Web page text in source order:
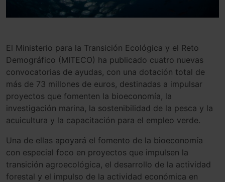
El Ministerio para la Transición Ecológica y el Reto
Demográfico (MITECO) ha publicado cuatro nuevas
convocatorias de ayudas, con una dotación total de
más de 73 millones de euros, destinadas a impulsar
proyectos que fomenten la bioeconomía, la
investigación marina, la sostenibilidad de la pesca y la
acuicultura y la capacitación para el empleo verde.
Una de ellas apoyará el fomento de la bioeconomía
con especial foco en proyectos que impulsen la
transición agroecológica, el desarrollo de la actividad
forestal y el impulso de la actividad económica en